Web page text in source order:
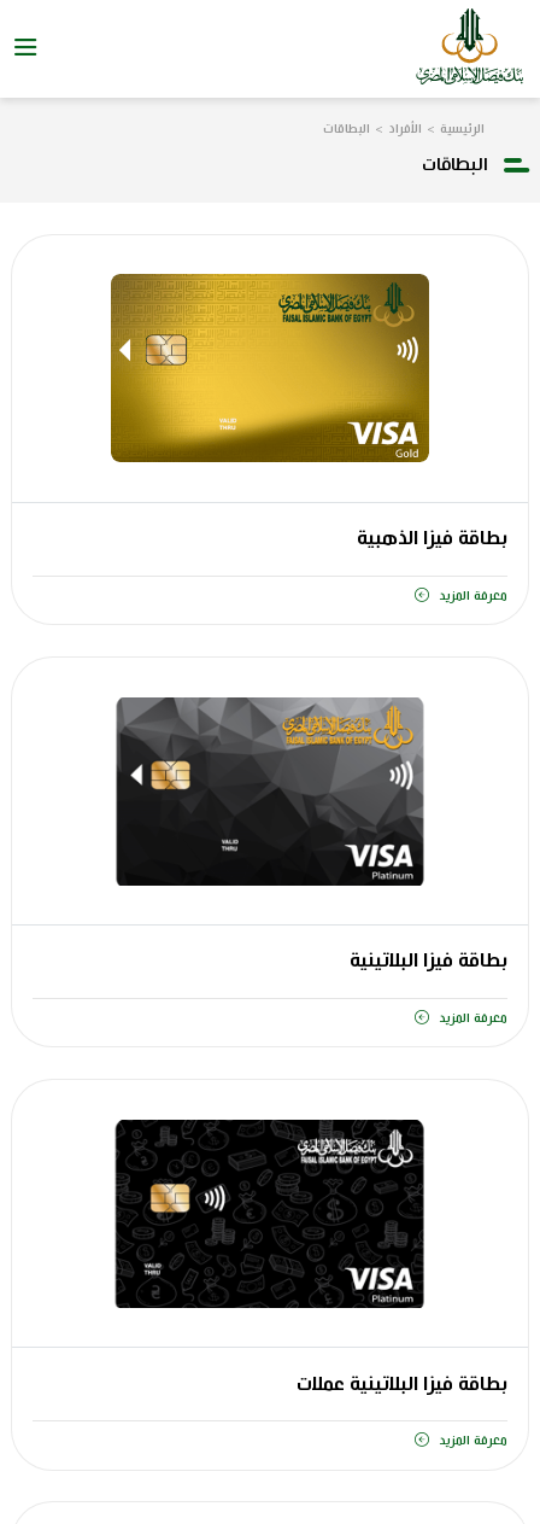
الرئيسية الأفراد البطاقات
البطاقات
بطاقة فيزا الذهبية
معرفة المزيد
بطاقة فيزا البلاتينية
معرفة المزيد
بطاقة فيزا البلاتينية عملات
معرفة المزيد